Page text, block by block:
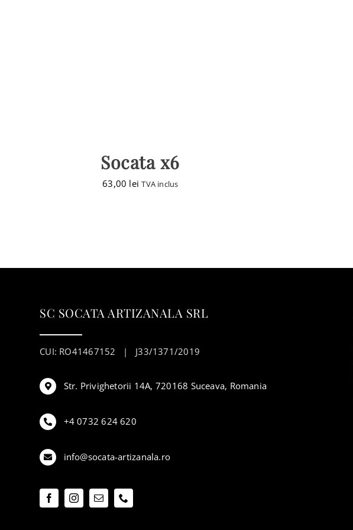
Socata x6
63,00 lei TVA inclus
SC SOCATA ARTIZANALA SRL
CUI: RO41467152 | J33/1371/2019
Str. Privighetorii 14A, 720168 Suceava, Romania
+4 0732 624 620
info@socata-artizanala.ro